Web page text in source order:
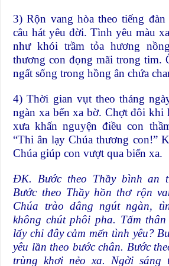
3) Rộn vang hòa theo tiếng
câu hát yêu đời. Tình yêu màu
như khói trầm tỏa hương
thương con đọng mãi trong tim.
ngất sống trong hồng ân chứa
4) Thời gian vụt theo tháng
ngàn xa bến xa bờ. Chợt đôi
xưa khấn nguyện điều con
“Thi ân lạy Chúa thương con!”
Chúa giúp con vượt qua biển xa.
ĐK. Bước theo Thầy bình an
Bước theo Thầy hồn thơ rộn
Chúa trào dâng ngút ngàn,
không chút phôi pha. Tấm
lấy chi đây cảm mến tình yêu?
yêu lần theo bước chân. Bước
trùng khơi nẻo xa. Ngời sáng